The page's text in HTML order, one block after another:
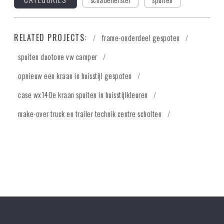
RELATED PROJECTS:
frame-onderdeel gespoten
spuiten duotone vw camper
opnieuw een kraan in huisstijl gespoten
case wx140e kraan spuiten in huisstijlkleuren
make-over truck en trailer technik centre scholten